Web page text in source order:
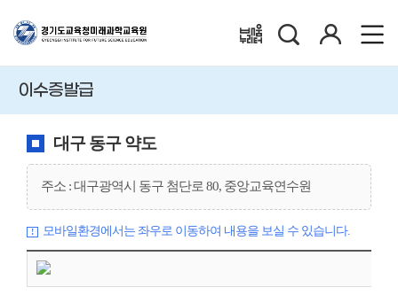
배움누리터
이수증발급
대구 동구 약도
주소 : 대구광역시 동구 첨단로 80, 중앙교육연수원
모바일환경에서는 좌우로 이동하여 내용을 보실 수 있습니다.